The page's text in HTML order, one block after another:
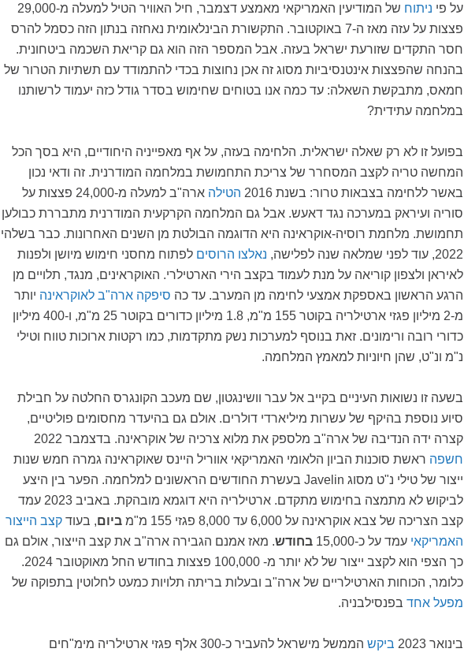
על פי ניתוח
של המודיעין האמריקאי מאמצע דצמבר, חיל האוויר הטיל למעלה מ-29,000
פצצות על עזה מאז ה-7 באוקטובר. התקשורת הבינלאומית נאחזה בנתון הזה כסמל להרס
חסר התקדים שזורעת ישראל בעזה. אבל המספר הזה הוא גם קריאת השכמה ביטחונית.
בהנחה שהפצצות אינטנסיביות מסוג זה אכן נחוצות בכדי להתמודד עם תשתיות הטרור של
חמאס, מתבקשת השאלה: עד כמה אנו בטוחים שחימוש בסדר גודל כזה יעמוד לרשותנו
במלחמה עתידית?
בפועל זו לא רק שאלה ישראלית. הלחימה בעזה, על אף מאפייניה היחודיים, היא בסך הכל
המחשה טריה לקצב המסחרר של צריכת התחמושת במלחמה המודרנית. זה ודאי נכון
באשר ללחימה בצבאות טרור: בשנת 2016
הטילה
ארה"ב למעלה מ-24,000 פצצות על
סוריה ועיראק במערכה נגד דאעש. אבל גם המלחמה הקרקעית המודרנית מתבררת כבולען
תחמושת. מלחמת רוסיה-אוקראינה היא הדוגמה הבולטת מן השנים האחרונות. כבר בשלהי
2022, עוד לפני שמלאה שנה לפלישה,
נאלצו הרוסים לפתוח מחסני חימוש מיושן ולפנות
לאיראן ולצפון קוריאה על מנת לעמוד בקצב הירי הארטילרי. האוקראינים, מנגד, תלויים מן
הרגע הראשון באספקת אמצעי לחימה מן המערב. עד כה סיפקה ארה"ב לאוקראינה יותר
מ-2 מיליון פגזי ארטילריה בקוטר 155 מ"מ, 1.8 מיליון כדורים בקוטר 25 מ"מ, ו-400 מיליון
כדורי רובה ורימונים. זאת בנוסף למערכות נשק מתקדמות, כמו רקטות ארוכות טווח וטילי
נ"מ ונ"ט, שהן חיוניות למאמץ המלחמה.
בשעה זו נשואות העיניים בקייב אל עבר וושינגטון, שם מעכב הקונגרס החלטה על חבילת
סיוע נוספת בהיקף של עשרות מיליארדי דולרים. אולם גם בהיעדר מחסומים פוליטיים,
קצרה ידה הנדיבה של ארה"ב מלספק את מלוא צרכיה של אוקראינה. בדצמבר 2022
חשפה ראשת סוכנות הביון הלאומי האמריקאי אווריל היינס שאוקראינה גמרה חמש שנות
ייצור של טילי נ"ט מסוג Javelin בעשרת החודשים הראשונים למלחמה. הפער בין היצע
לביקוש לא מתמצה בחימוש מתקדם. ארטילריה היא דוגמא מובהקת. באביב 2023 עמד
קצב הצריכה של צבא אוקראינה על 6,000 עד 8,000 פגזי 155 מ"מ
ביום, בעוד קצב הייצור
האמריקאי עמד על כ-15,000 בחודש. מאז אמנם הגבירה ארה"ב את קצב הייצור, אולם גם
כך הצפי הוא לקצב ייצור של לא יותר מ- 100,000 פצצות בחודש החל מאוקטובר 2024.
כלומר, הכוחות הארטילריים של ארה"ב ובעלות בריתה תלויות כמעט לחלוטין בתפוקה של
מפעל אחד בפנסילבניה.
בינואר 2023 ביקש
הממשל מישראל להעביר כ-300 אלף פגזי ארטילריה מימ"חים